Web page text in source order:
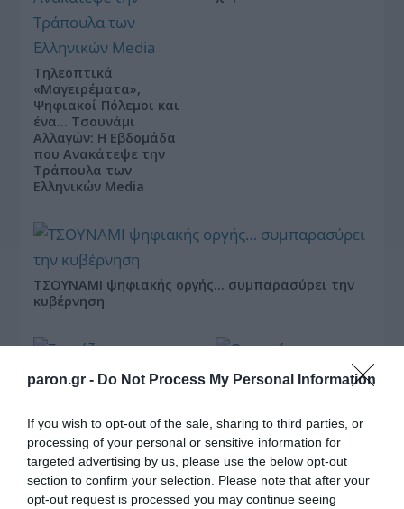
paron.gr - Do Not Process My Personal Information
If you wish to opt-out of the sale, sharing to third parties, or
processing of your personal or sensitive information for
targeted advertising by us, please use the below opt-out
section to confirm your selection. Please note that after your
opt-out request is processed you may continue seeing
Τηλεοπτικά
«Μαγειρέματα»,
Ψηφιακοί Πόλεμοι και
ένα… Τσουνάμι
Αλλαγών: Η Εβδομάδα
που Ανακάτεψε την
Τράπουλα των
Ελληνικών Media
ΤΣΟΥΝΑΜΙ ψηφιακής οργής… συμπαρασύρει την
κυβέρνηση
Ξορκίζουν τις διπλές
εκλογές στο Μαξίμου